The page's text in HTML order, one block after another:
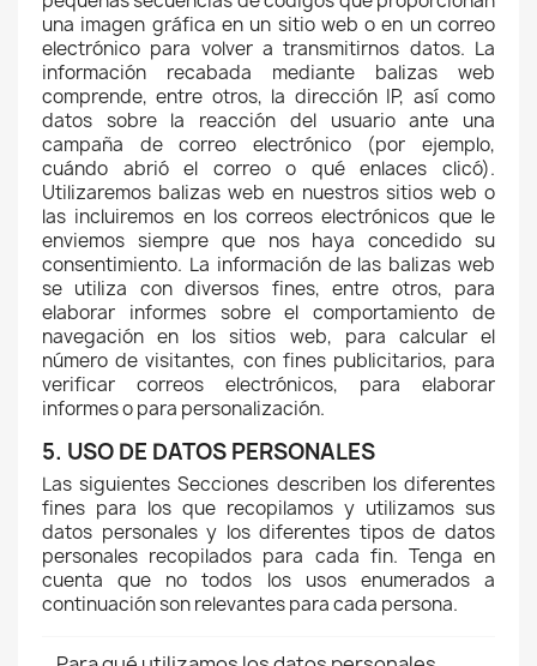
una imagen gráfica en un sitio web o en un correo
electrónico para volver a transmitirnos datos. La
información recabada mediante balizas web
comprende, entre otros, la dirección IP, así como
datos sobre la reacción del usuario ante una
campaña de correo electrónico (por ejemplo,
cuándo abrió el correo o qué enlaces clicó).
Utilizaremos balizas web en nuestros sitios web o
las incluiremos en los correos electrónicos que le
enviemos siempre que nos haya concedido su
consentimiento. La información de las balizas web
se utiliza con diversos fines, entre otros, para
elaborar informes sobre el comportamiento de
navegación en los sitios web, para calcular el
número de visitantes, con fines publicitarios, para
verificar correos electrónicos, para elaborar
informes o para personalización.
5. USO DE DATOS PERSONALES
Las siguientes Secciones describen los diferentes
fines para los que recopilamos y utilizamos sus
datos personales y los diferentes tipos de datos
personales recopilados para cada fin. Tenga en
cuenta que no todos los usos enumerados a
continuación son relevantes para cada persona.